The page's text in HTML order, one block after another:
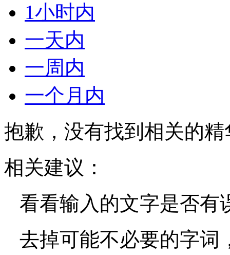
1小时内
一天内
一周内
一个月内
抱歉，没有找到相关的精
相关建议：
看看输入的文字是否有
去掉可能不必要的字词